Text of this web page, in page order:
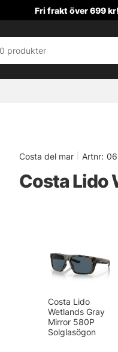
Fri frakt över 699 kr!
Costa del mar Artnr:
Costa Lido
Costa Lido
Wetlands Gray
Mirror 580P
Solglasögon